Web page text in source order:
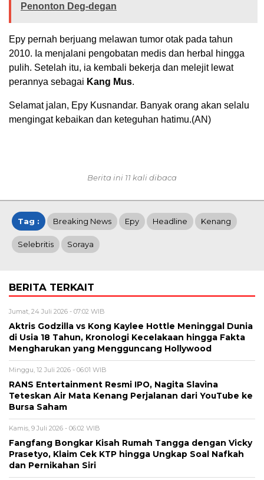
Penonton Deg-degan
Epy pernah berjuang melawan tumor otak pada tahun
2010. Ia menjalani pengobatan medis dan herbal hingga
pulih. Setelah itu, ia kembali bekerja dan melejit lewat
perannya sebagai Kang Mus.
Selamat jalan, Epy Kusnandar. Banyak orang akan selalu
mengingat kebaikan dan keteguhan hatimu.(AN)
Berita ini 11 kali dibaca
Tag : Breaking News Epy Headline Kenang
Selebritis Soraya
BERITA TERKAIT
Jumat, 24 Juli 2026 - 07:02 WIB
Aktris Godzilla vs Kong Kaylee Hottle Meninggal Dunia
di Usia 18 Tahun, Kronologi Kecelakaan hingga Fakta
Mengharukan yang Mengguncang Hollywood
Minggu, 12 Juli 2026 - 06:01 WIB
RANS Entertainment Resmi IPO, Nagita Slavina
Teteskan Air Mata Kenang Perjalanan dari YouTube ke
Bursa Saham
Kamis, 9 Juli 2026 - 06:02 WIB
Fangfang Bongkar Kisah Rumah Tangga dengan Vicky
Prasetyo, Klaim Cek KTP hingga Ungkap Soal Nafkah
dan Pernikahan Siri